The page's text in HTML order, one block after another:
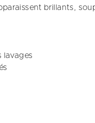
brillants,
lavages